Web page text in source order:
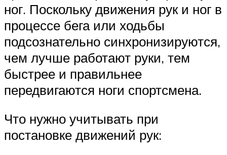
ног. Поскольку движения рук и ног в
процессе бега или ходьбы
подсознательно синхронизируются,
чем лучше работают руки, тем
быстрее и правильнее
передвигаются ноги спортсмена.
Что нужно учитывать при
постановке движений рук: